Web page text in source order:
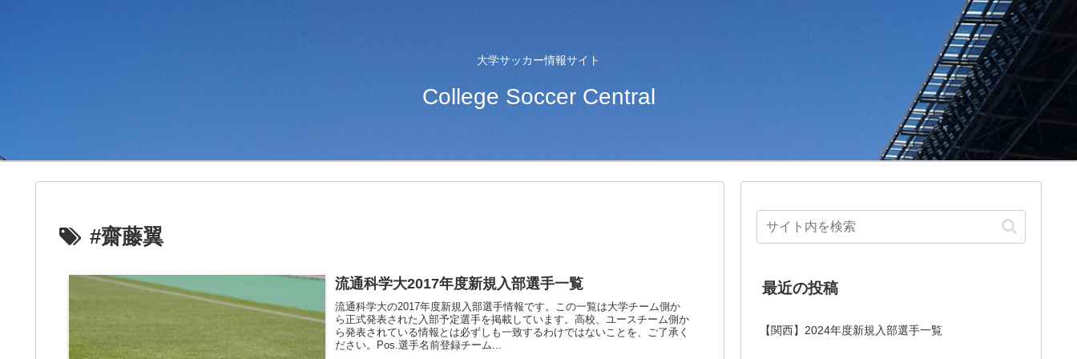
大学サッカー情報サイト
College Soccer Central
#齋藤翼
流通科学大2017年度新規入部選手一覧
流通科学大の2017年度新規入部選手情報です。この一覧は大学チーム側か
ら正式発表された入部予定選手を掲載しています。高校、ユースチーム側か
ら発表されている情報とは必ずしも一致するわけではないことを、ご了承く
ださい。Pos.選手名前登録チーム...
最近の投稿
【関西】2024年度新規入部選手一覧